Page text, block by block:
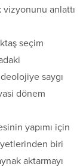
anlattı
seçim
saygı
dönem
yapımı için
biri
aktarmayı